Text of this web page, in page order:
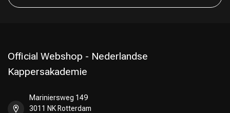
Official Webshop - Nederlandse
Kappersakademie
Mariniersweg 149
3011 NK Rotterdam